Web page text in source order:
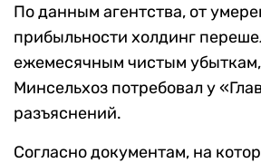
По данным агентства, от
прибыльности холдинг
ежемесячным чистым убыткам,
Минсельхоз потребовал у
разъяснений.
Согласно документам, на